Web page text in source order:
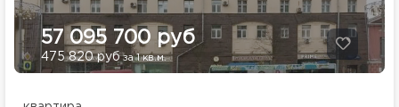
57 095 700 руб
475 820 рубза 1 кв.м.